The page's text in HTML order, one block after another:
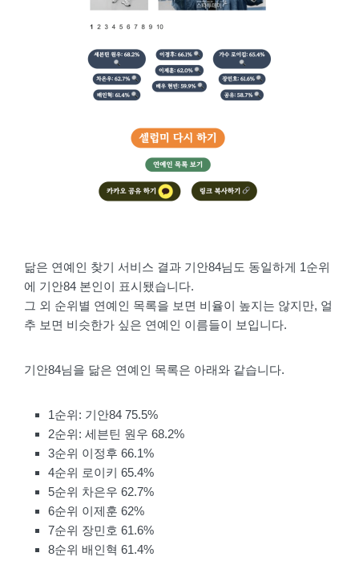
닮은 연예인 찾기 서비스 결과 기안84님도 동일하게 1순위
에 기안84 본인이 표시됐습니다.
그 외 순위별 연예인 목록을 보면 비율이 높지는 않지만, 얼
추 보면 비슷한가 싶은 연예인 이름들이 보입니다.
기안84님을 닮은 연예인 목록은 아래와 같습니다.
1순위: 기안84 75.5%
2순위: 세븐틴 원우 68.2%
3순위 이정후 66.1%
4순위 로이키 65.4%
5순위 차은우 62.7%
6순위 이제훈 62%
7순위 장민호 61.6%
8순위 배인혁 61.4%